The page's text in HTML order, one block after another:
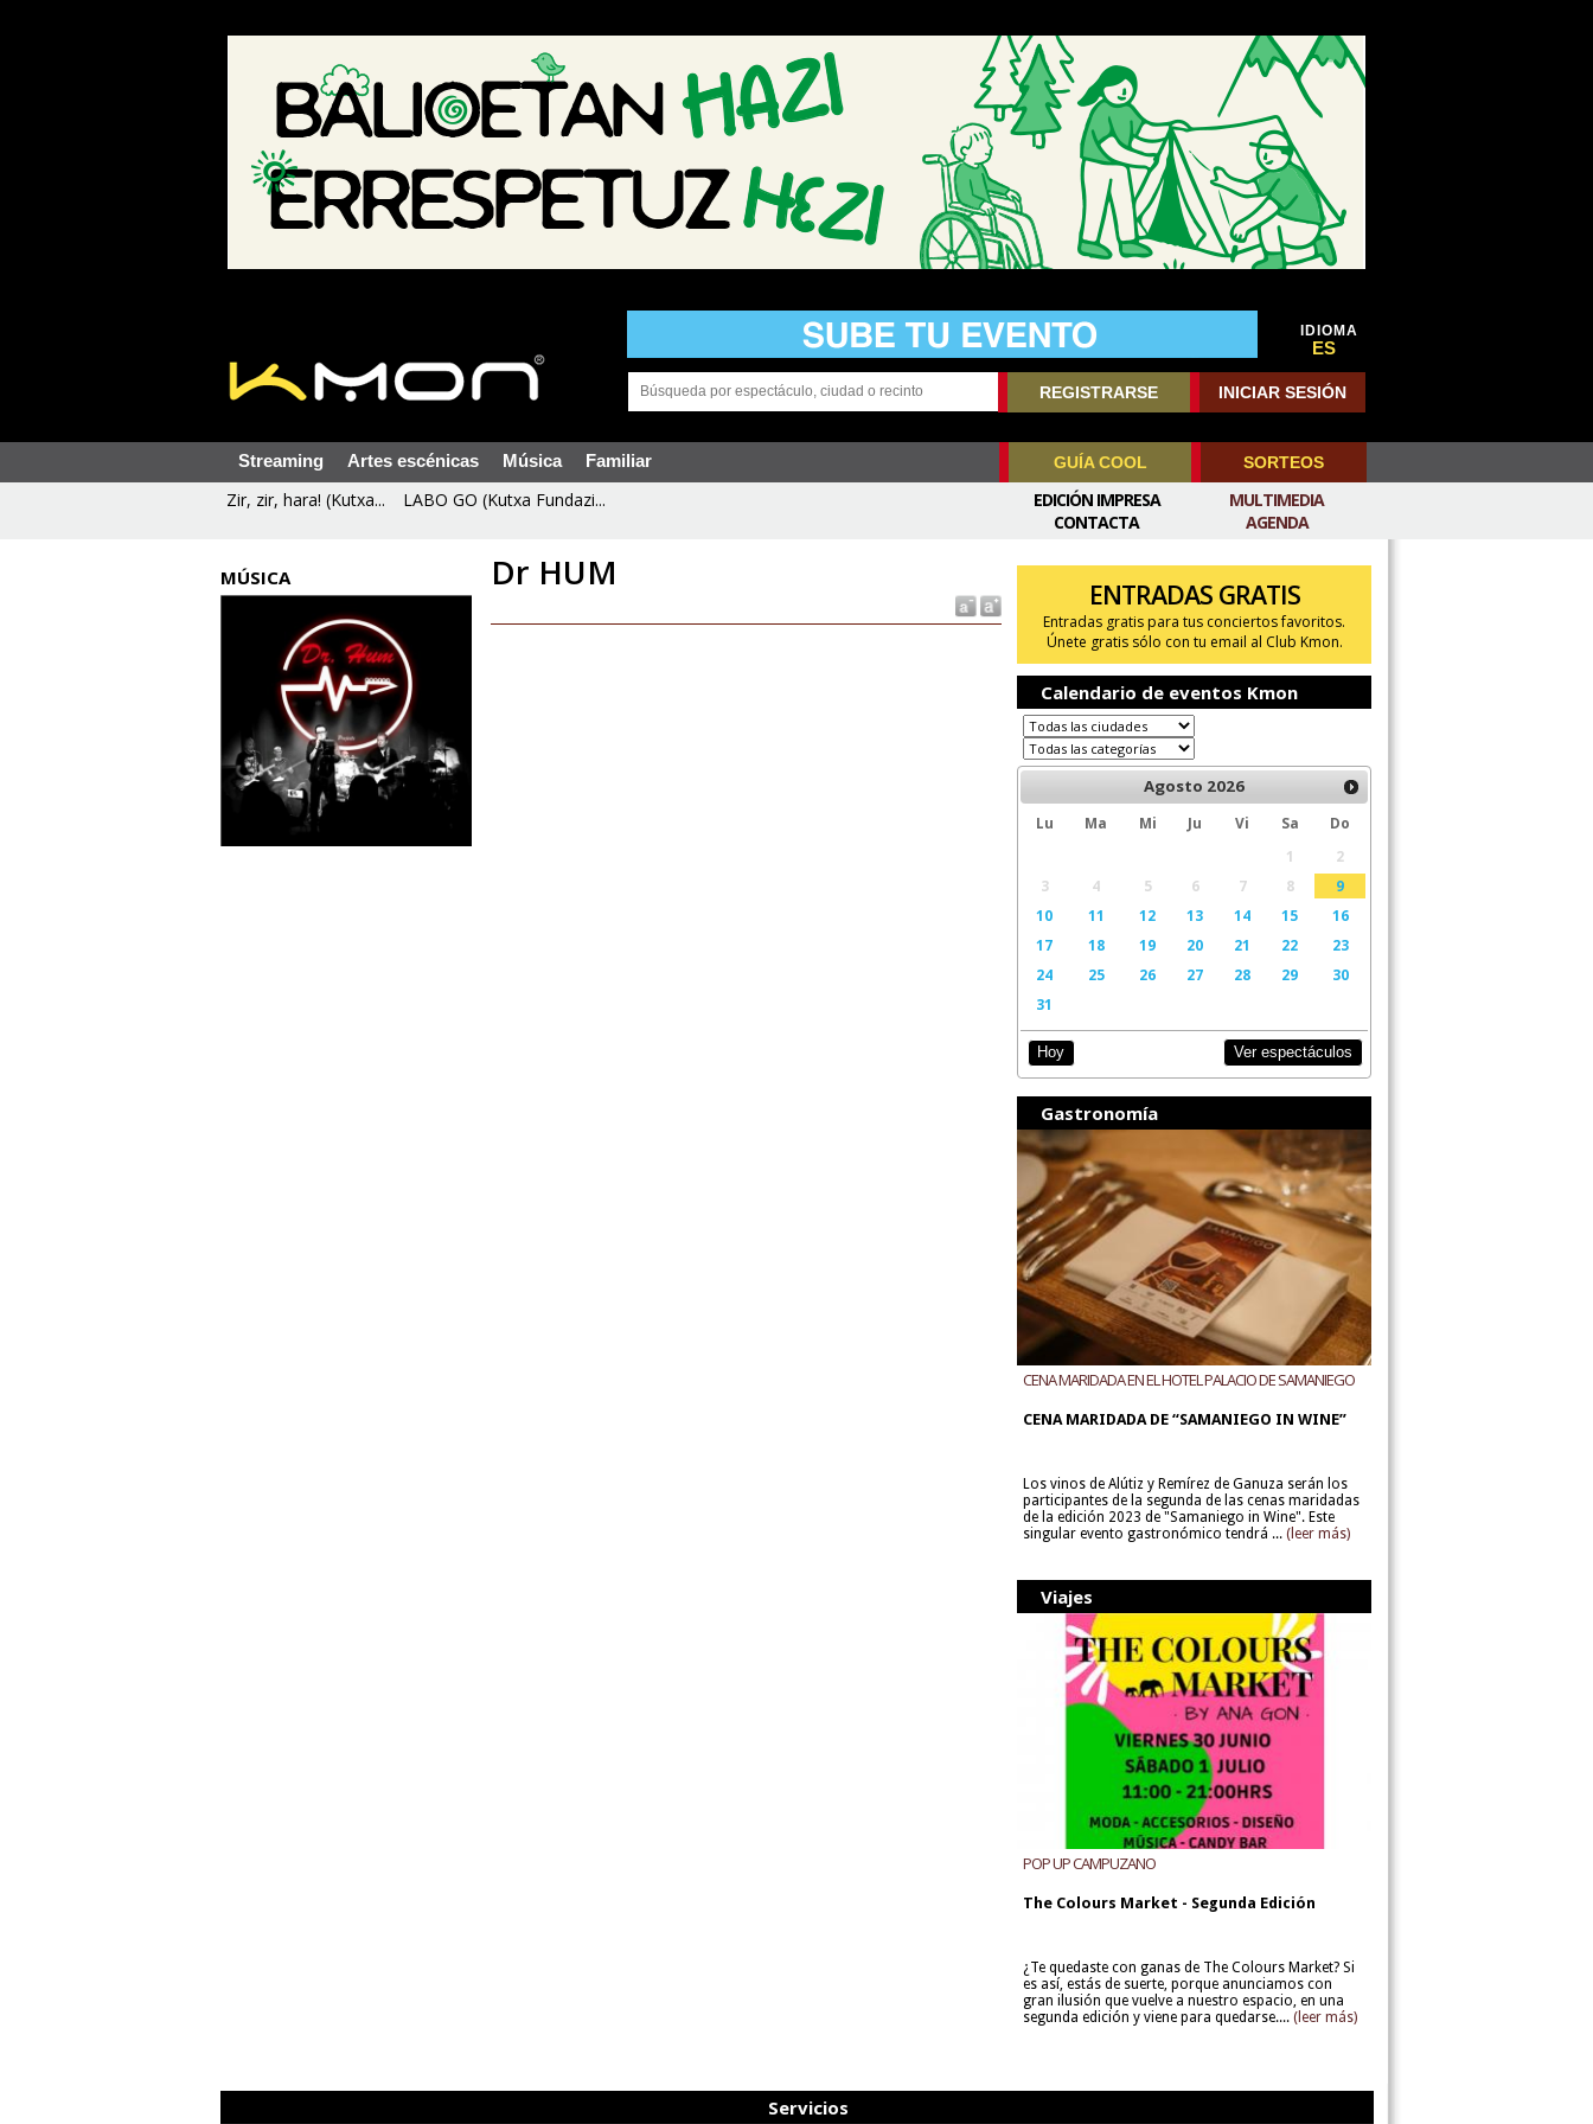
IDIOMA
ES
REGISTRARSE INICIAR SESIÓN
Streaming Artes escénicas Música Familiar GUÍA COOL SORTEOS
Zir, zir, hara! (Kutxa... LABO GO (Kutxa Fundazi...
MULTIMEDIA
AGENDA
EDICIÓN IMPRESA
CONTACTA
MÚSICA Dr HUM
ENTRADAS GRATIS
Entradas gratis para tus conciertos favoritos.
Únete gratis sólo con tu email al Club Kmon.
Calendario de eventos Kmon
Agosto 2026
Lu Ma Mi Ju Vi Sa
Do
1
2
3
4 5 6 7 8
9
10
11 12 13 14 15
16
17
18 19 20 21 22
23
24
25 26 27 28 29
30
31
Hoy Ver espectáculos
Gastronomía
CENA MARIDADA EN EL HOTEL PALACIO DE SAMANIEGO
CENA MARIDADA DE “SAMANIEGO IN WINE”
Los vinos de Alútiz y Remírez de Ganuza serán los
participantes de la segunda de las cenas maridadas
de la edición 2023 de "Samaniego in Wine". Este
singular evento gastronómico tendrá ... (leer más)
Viajes
POP UP CAMPUZANO
The Colours Market - Segunda Edición
¿Te quedaste con ganas de The Colours Market? Si
es así, estás de suerte, porque anunciamos con
gran ilusión que vuelve a nuestro espacio, en una
segunda edición y viene para quedarse.... (leer más)
Servicios